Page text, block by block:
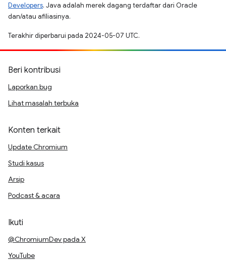
Developers. Java adalah merek dagang terdaftar dari Oracle
dan/atau afiliasinya.
Terakhir diperbarui pada 2024-05-07 UTC.
Beri kontribusi
Laporkan bug
Lihat masalah terbuka
Konten terkait
Update Chromium
Studi kasus
Arsip
Podcast & acara
Ikuti
@ChromiumDev pada X
YouTube